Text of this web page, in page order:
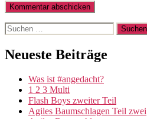
Suche
nach:
Neueste Beiträge
Was ist #angedacht?
1 2 3 Multi
Flash Boys zweiter Teil
Agiles Baumschlagen Teil zwei